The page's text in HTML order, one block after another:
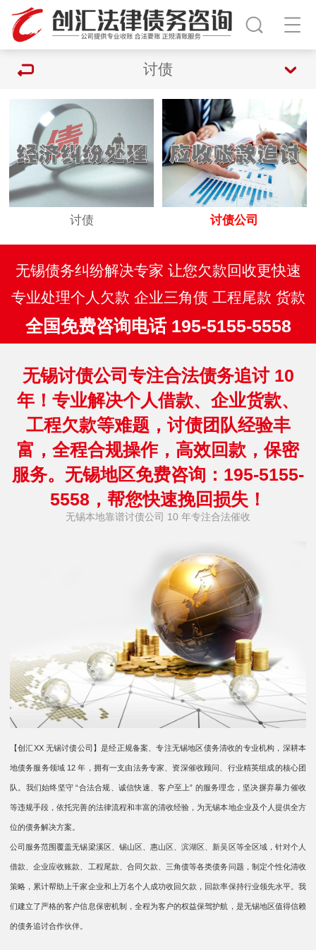
讨债
讨债 讨债公司
无锡债务纠纷解决专家 让您欠款回收更快速
专业处理个人欠款 企业三角债 工程尾款 货款
全国免费咨询电话 195-5155-5558
无锡讨债公司专注合法债务追讨 10
年！专业解决个人借款、企业货款、
工程欠款等难题，讨债团队经验丰
富，全程合规操作，高效回款，保密
服务。无锡地区免费咨询：195-5155-
5558，帮您快速挽回损失！
无锡本地靠谱讨债公司 10 年专注合法催收
【创汇XX 无锡讨债公司】是经正规备案、专注无锡地区债务清收的专业机构，深耕本
地债务服务领域 12 年，拥有一支由法务专家、资深催收顾问、行业精英组成的核心团
队。我们始终坚守 “合法合规、诚信快速、客户至上” 的服务理念，坚决摒弃暴力催收
等违规手段，依托完善的法律流程和丰富的清收经验，为无锡本地企业及个人提供全方
位的债务解决方案。
公司服务范围覆盖无锡梁溪区、锡山区、惠山区、滨湖区、新吴区等全区域，针对个人
借款、企业应收账款、工程尾款、合同欠款、三角债等各类债务问题，制定个性化清收
策略，累计帮助上千家企业和上万名个人成功收回欠款，回款率保持行业领先水平。我
们建立了严格的客户信息保密机制，全程为客户的权益保驾护航，是无锡地区值得信赖
的债务追讨合作伙伴。